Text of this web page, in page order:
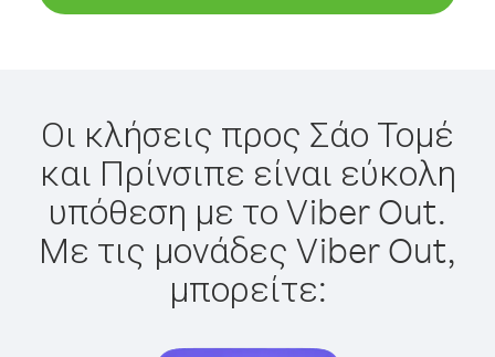
Οι κλήσεις προς Σάο Τομέ
και Πρίνσιπε είναι εύκολη
υπόθεση με το Viber Out.
Με τις μονάδες Viber Out,
μπορείτε: